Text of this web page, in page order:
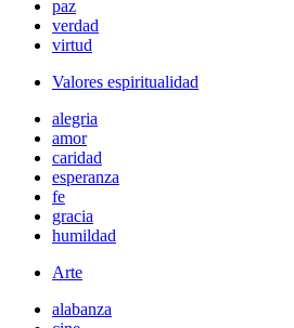
paz
verdad
virtud
Valores espiritualidad
alegria
amor
caridad
esperanza
fe
gracia
humildad
Arte
alabanza